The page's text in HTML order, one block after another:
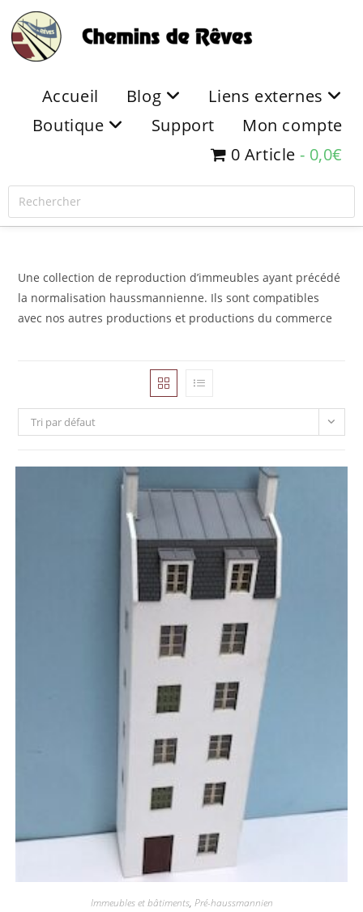
Accueil Blog
Liens externes
Boutique
Support
Mon compte
0 Article
0,0€
Une collection de reproduction d’immeubles ayant précédé
la normalisation haussmannienne. Ils sont compatibles
avec nos autres productions et productions du commerce
Tri par défaut
Immeubles et bâtiments, Pré-haussmannien